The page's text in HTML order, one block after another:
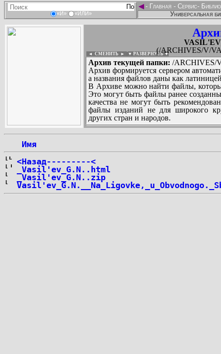
«И» «ИЛИ»
◄- Главная - Сервис-
Универсальная
(/ARCHIVES/V/
◄ СМЕНИТЬ ► ▼ РАЗВЕРНУТЬ ▼
Архив текущей папки: /ARCHIVES/
Архив формируется сервером
а названия файлов даны как
В Архиве можно найти файлы,
Это могут быть файлы ранее
качества не могут быть
файлы изданий не для широкого
других стран и народов.
Имя
<Назад---------<
_Vasil'ev_G.N..html
_Vasil'ev_G.N..zip